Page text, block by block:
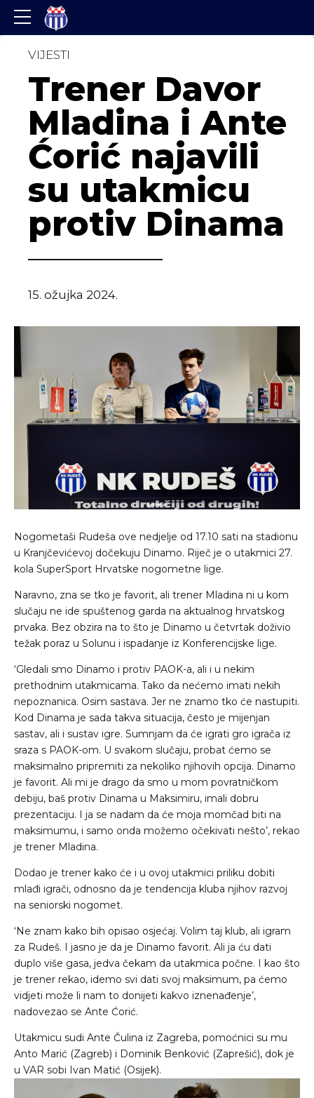
VIJESTI
Trener Davor
Mladina i Ante
Ćorić najavili
su utakmicu
protiv Dinama
15. ožujka 2024.
Nogometaši Rudeša ove nedjelje od 17.10 sati na stadionu
u Kranjčevićevoj dočekuju Dinamo. Riječ je o utakmici 27.
kola SuperSport Hrvatske nogometne lige.
Naravno, zna se tko je favorit, ali trener Mladina ni u kom
slučaju ne ide spuštenog garda na aktualnog hrvatskog
prvaka. Bez obzira na to što je Dinamo u četvrtak doživio
težak poraz u Solunu i ispadanje iz Konferencijske lige.
‘Gledali smo Dinamo i protiv PAOK-a, ali i u nekim
prethodnim utakmicama. Tako da nećemo imati nekih
nepoznanica. Osim sastava. Jer ne znamo tko će nastupiti.
Kod Dinama je sada takva situacija, često je mijenjan
sastav, ali i sustav igre. Sumnjam da će igrati gro igrača iz
sraza s PAOK-om. U svakom slučaju, probat ćemo se
maksimalno pripremiti za nekoliko njihovih opcija. Dinamo
je favorit. Ali mi je drago da smo u mom povratničkom
debiju, baš protiv Dinama u Maksimiru, imali dobru
prezentaciju. I ja se nadam da će moja momčad biti na
maksimumu, i samo onda možemo očekivati nešto’, rekao
je trener Mladina.
Dodao je trener kako će i u ovoj utakmici priliku dobiti
mlađi igrači, odnosno da je tendencija kluba njihov razvoj
na seniorski nogomet.
‘Ne znam kako bih opisao osjećaj. Volim taj klub, ali igram
za Rudeš. I jasno je da je Dinamo favorit. Ali ja ću dati
duplo više gasa, jedva čekam da utakmica počne. I kao što
je trener rekao, idemo svi dati svoj maksimum, pa ćemo
vidjeti može li nam to donijeti kakvo iznenađenje’,
nadovezao se Ante Ćorić.
Utakmicu sudi Ante Čulina iz Zagreba, pomoćnici su mu
Anto Marić (Zagreb) i Dominik Benković (Zaprešić), dok je
u VAR sobi Ivan Matić (Osijek).